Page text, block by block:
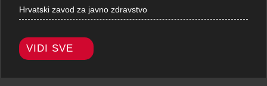
Hrvatski zavod za javno zdravstvo
VIDI SVE